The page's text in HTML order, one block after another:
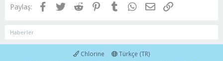
Paylaş: Facebook
TwitterReddit PinterestTumblrWhatsApp
E-postaLink
Haberler
Chlorine
Türkçe (TR)